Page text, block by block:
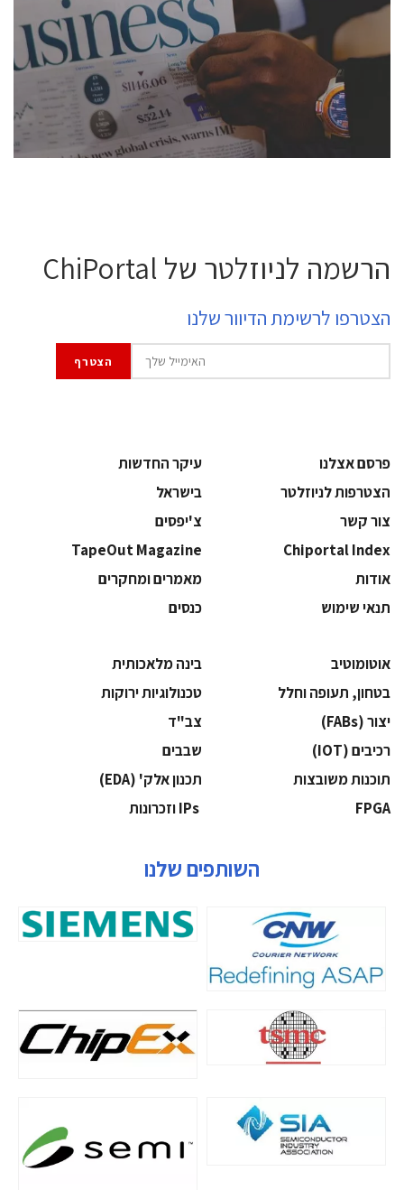
conference is intended for everyone involved in the
semiconductor industry, including engineers,
professional experts, and senior executives.
לחץ לפרטים
הרשמה לניוזלטר של ChiPortal
הצטרפו לרשימת הדיוור שלנו
פרסם אצלנו
עיקר החדשות
הצטרפות לניוזלטר
בישראל
צור קשר
צ'יפסים
Chiportal Index
TapeOut Magazine
אודות
מאמרים ומחקרים
תנאי שימוש
כנסים
אוטומוטיב
בינה מלאכותית
בטחון, תעופה וחלל
‫טכנולוגיות ירוקות‬
‫יצור (‪(FABs‬‬
‫צב"ד‬
‫רכיבים‬ (IOT)
‫שבבים‬
‫תוכנות משובצות‬
‫תכנון אלק' (‪(EDA‬‬
‫‪FPGA‬‬
השותפים שלנו